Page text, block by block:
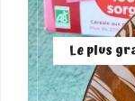
Le plus